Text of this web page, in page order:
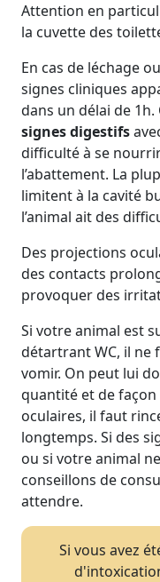
Attention en
la cuvette des
En cas de léchage
signes cliniques
dans un délai de
signes digestifs
difficulté à se
l’abattement. La
limitent à la cavité
l’animal ait des
Des projections
des contacts
provoquer des
Si votre animal est
détartrant WC, il ne
vomir. On peut lui
quantité et de façon
oculaires, il faut
longtemps. Si des
ou si votre animal
conseillons de
attendre.
Si vous avez